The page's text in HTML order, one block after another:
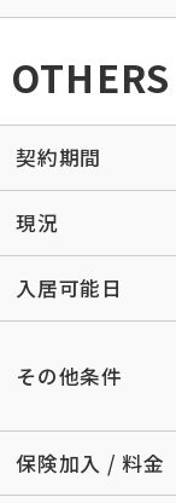
OTHERS
契約期間
現況
入居可能日
その他条件
保険加入 / 料金